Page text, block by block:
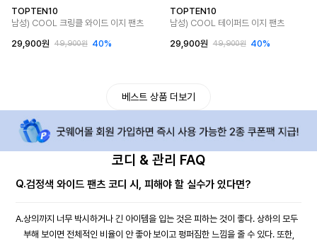
TOPTEN10
남성) COOL 크링클 와이드 이지 팬츠
29,900원
49,900원 40%
TOPTEN10
남성) COOL 테이퍼드 이지 팬츠
29,900원
49,900원 40%
베스트 상품 더보기
코디 & 관리 FAQ
Q.검정색 와이드 팬츠 코디 시, 피해야 할 실수가 있다면?
A.상의까지 너무 박시하거나 긴 아이템을 입는 것은 피하는 것이 좋다. 상하의 모두
부해 보이면 전체적인 비율이 안 좋아 보이고 펑퍼짐한 느낌을 줄 수 있다. 또한,